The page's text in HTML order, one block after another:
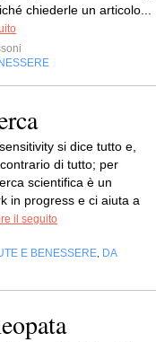
chiederle un articolo...
si dice tutto e,
di tutto; per
scientifica è un
in progress e ci aiuta a
il seguito
E BENESSERE DA